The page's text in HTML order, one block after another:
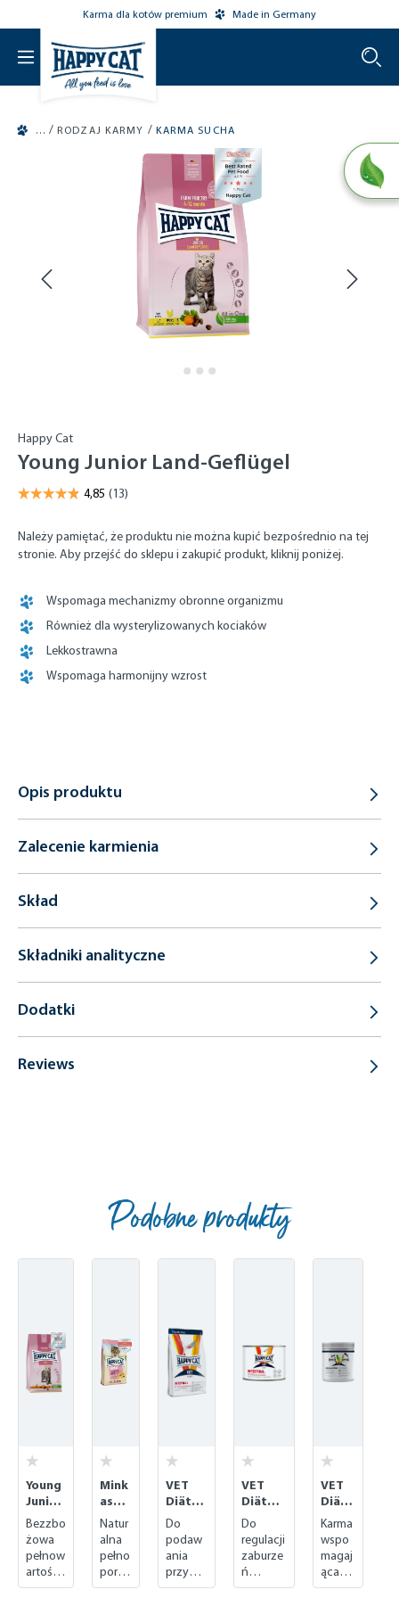
main contentKarma dla kotów premium Made in Germany
/ RODZAJ KARMY / KARMA SUCHA
Happy Cat
Young Junior Land-Geflügel
Należy pamiętać, że produktu nie można kupić bezpośrednio na tej
stronie. Aby przejść do sklepu i zakupić produkt, kliknij poniżej.
Wspomaga mechanizmy obronne organizmu
Również dla wysterylizowanych kociaków
Lekkostrawna
Wspomaga harmonijny wzrost
Opis produktu
Zalecenie karmienia
Skład
Składniki analityczne
Dodatki
Reviews
Podobne produkty
Young
Junior
Land-
Ente
Bezzbo
żowa
pełnow
artości
owa
Mink
as
Junio
r
Care
Gefl
ügel
Natur
alna
pełno
porcj
owa
VET
Diät
Intesti
nal
trocke
n
(sucha
Do
podaw
ania
przy
ostrych
VET
Diät
Intesti
nal
nass
(mokra
)
Do
regulacji
zaburze
ń
trawieni
VET
Diät
Reko
nvale
szen
z
(reko
Karma
wspo
magaj
ąca
przyro